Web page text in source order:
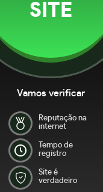
SITE
Vamos verificar
Reputação na
internet
Tempo de
registro
Site é
verdadeiro